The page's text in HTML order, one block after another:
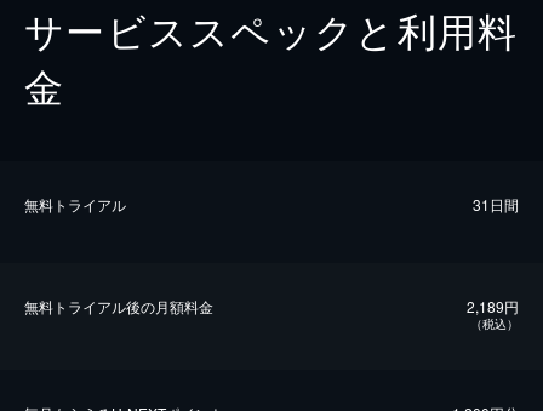
サービススペックと利用料
金
無料トライアル 31日間
無料トライアル後の⽉額料金 2,189円
（税込）